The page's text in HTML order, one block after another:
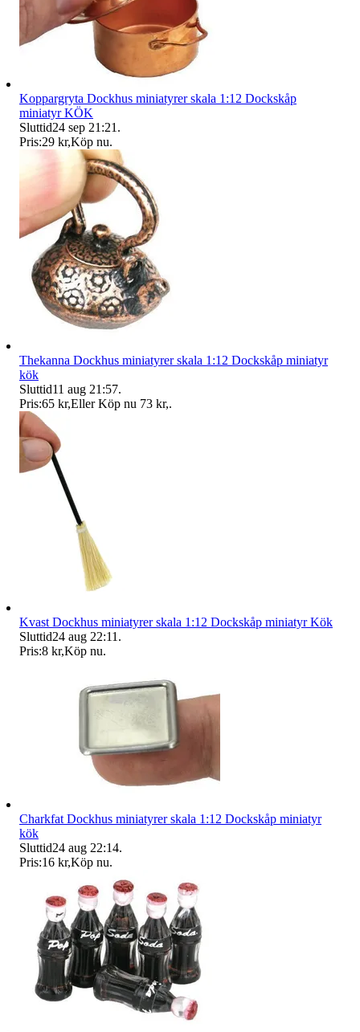
Koppargryta Dockhus miniatyrer skala 1:12 Dockskåp
miniatyr KÖK
Sluttid24 sep 21:21 .
Pris:29 kr,Köp nu.
Thekanna Dockhus miniatyrer skala 1:12 Dockskåp miniatyr
kök
Sluttid11 aug 21:57.
Pris:65 kr,Eller Köp nu 73 kr,.
Kvast Dockhus miniatyrer skala 1:12 Dockskåp miniatyr Kök
Sluttid24 aug 22:11 .
Pris:8 kr,Köp nu.
Charkfat Dockhus miniatyrer skala 1:12 Dockskåp miniatyr
kök
Sluttid24 aug 22:14.
Pris:16 kr,Köp nu.